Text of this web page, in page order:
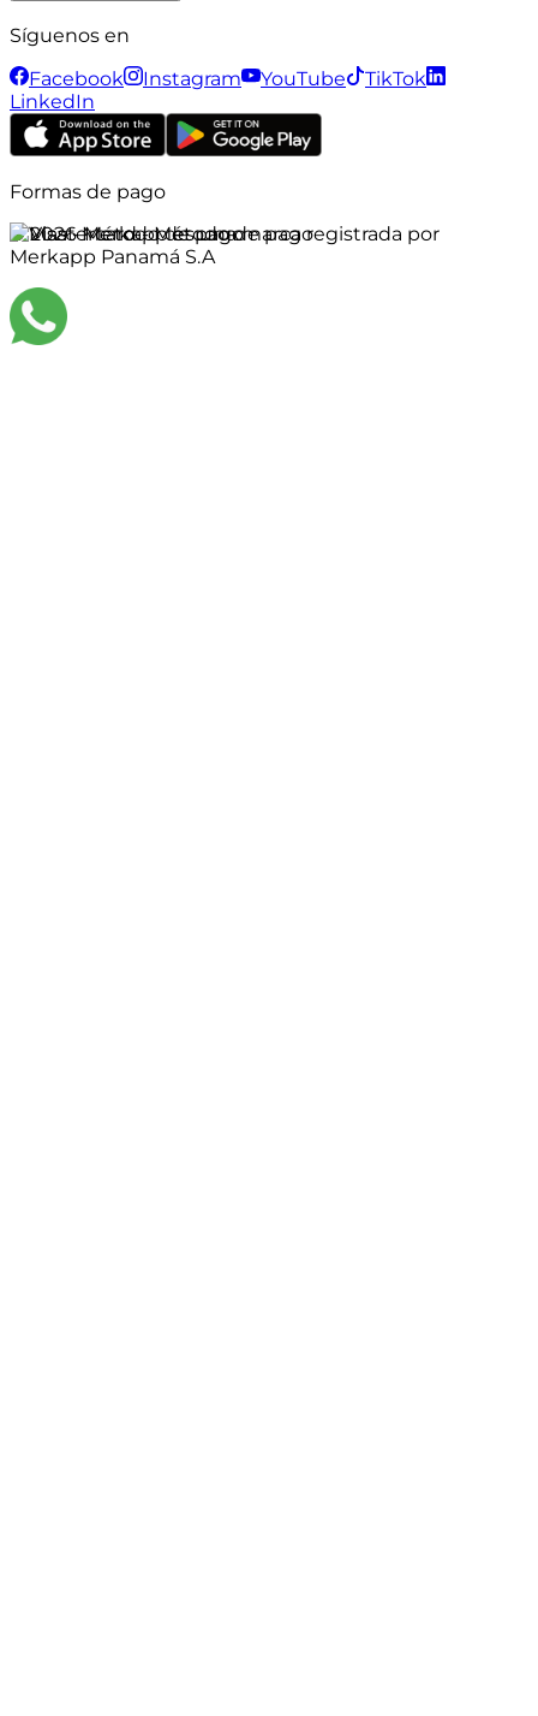
Síguenos en
Facebook
Instagram YouTube
TikTok
LinkedIn
Formas de pago
©2026Merkapp es una marca registrada por
Merkapp Panamá S.A